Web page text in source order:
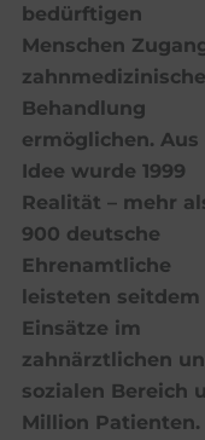
bedürftigen
Menschen
Behandlung
ermöglichen. Aus
Idee wurde 1999
Realität – mehr
900 deutsche
Ehrenamtliche
leisteten seitdem
Einsätze im
zahnärztlichen
sozialen Bereich
Million Patienten.